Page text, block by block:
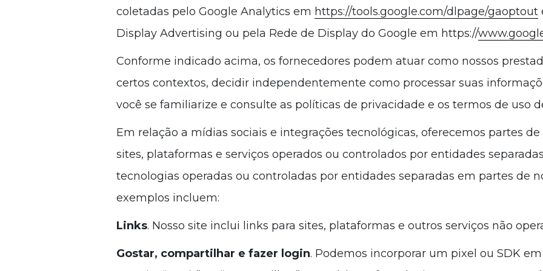
coletadas pelo Google Analytics em https://tools.google.com/dlpage/gaoptout
Display Advertising ou pela Rede de Display do Google em https://
Conforme indicado acima, os fornecedores podem atuar como nossos
certos contextos, decidir independentemente como processar suas
você se familiarize e consulte as políticas de privacidade e os termos de uso
Em relação a mídias sociais e integrações tecnológicas, oferecemos partes
sites, plataformas e serviços operados ou controlados por entidades
tecnologias operadas ou controladas por entidades separadas em partes de
exemplos incluem:
Links. Nosso site inclui links para sites, plataformas e outros serviços não
Gostar, compartilhar e fazer login. Podemos incorporar um pixel ou SDK